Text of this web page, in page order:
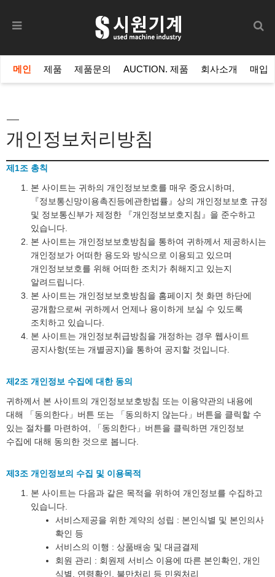
메인 제품 제품문의 AUCTION. 제품 회사소개 매입
개인정보처리방침
제1조 총칙
본 사이트는 귀하의 개인정보보호를 매우 중요시하며,
『정보통신망이용촉진등에관한법률』상의 개인정보보호 규정
및 정보통신부가 제정한 『개인정보보호지침』을 준수하고
있습니다.
본 사이트는 개인정보보호방침을 통하여 귀하께서 제공하시는
개인정보가 어떠한 용도와 방식으로 이용되고 있으며
개인정보보호를 위해 어떠한 조치가 취해지고 있는지
알려드립니다.
본 사이트는 개인정보보호방침을 홈페이지 첫 화면 하단에
공개함으로써 귀하께서 언제나 용이하게 보실 수 있도록
조치하고 있습니다.
본 사이트는 개인정보취급방침을 개정하는 경우 웹사이트
공지사항(또는 개별공지)을 통하여 공지할 것입니다.
제2조 개인정보 수집에 대한 동의
귀하께서 본 사이트의 개인정보보호방침 또는 이용약관의 내용에
대해 「동의한다」버튼 또는 「동의하지 않는다」버튼을 클릭할 수
있는 절차를 마련하여, 「동의한다」버튼을 클릭하면 개인정보
수집에 대해 동의한 것으로 봅니다.
제3조 개인정보의 수집 및 이용목적
본 사이트는 다음과 같은 목적을 위하여 개인정보를 수집하고
있습니다.
서비스제공을 위한 계약의 성립 : 본인식별 및 본인의사
확인 등
서비스의 이행 : 상품배송 및 대금결제
회원 관리 : 회원제 서비스 이용에 따른 본인확인, 개인
식별, 연령확인, 불만처리 등 민원처리